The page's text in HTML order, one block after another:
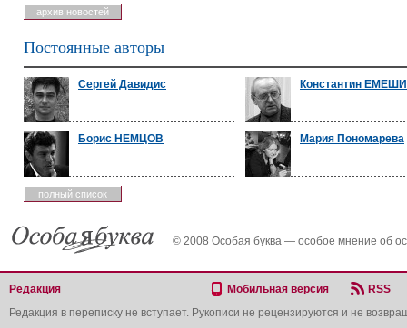
архив новостей
Постоянные авторы
Сергей Давидис Константин
Борис НЕМЦОВ Мария Пономарева
полный список
© 2008 Особая буква — особое мнение об
Редакция Мобильная версия
RSS
Редакция в переписку не вступает. Рукописи не рецензируются и не